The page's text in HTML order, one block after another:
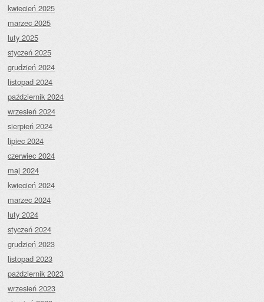
kwiecień 2025
marzec 2025
luty 2025
styczeń 2025
grudzień 2024
listopad 2024
październik 2024
wrzesień 2024
sierpień 2024
lipiec 2024
czerwiec 2024
maj 2024
kwiecień 2024
marzec 2024
luty 2024
styczeń 2024
grudzień 2023
listopad 2023
październik 2023
wrzesień 2023